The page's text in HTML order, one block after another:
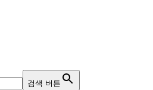
검색 버튼